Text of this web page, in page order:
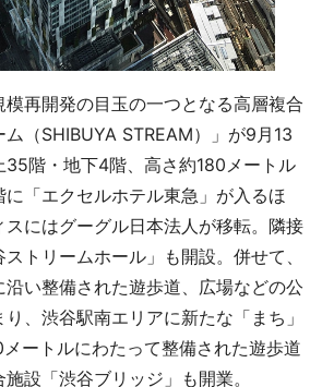
再開発の目玉の一つとなる高層複合
（SHIBUYA STREAM）」が9月13
35階・地下4階、高さ約180メートル
「エクセルホテル東急」が入るほ
にはグーグル日本法人が移転。隣接
トリームホール」も開設。併せて、
い整備された遊歩道、広場などの公
、渋谷駅南エリアに新たな「まち」
ートルにわたって整備された遊歩道
設「渋谷ブリッジ」も開業。